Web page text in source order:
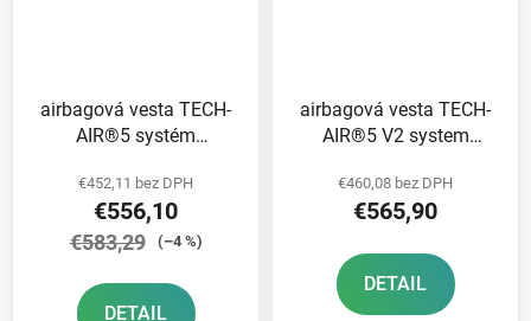
airbagová vesta TECH-
AIR®5 systém
čierna 2025
€452,11 bez DPH
€556,10
€583,29 (–4 %)
DETAIL
airbagová vesta TECH-
AIR®5 V2 system
černá 2026
€460,08 bez DPH
€565,90
DETAIL